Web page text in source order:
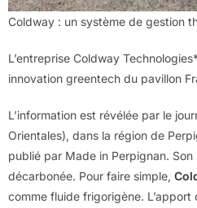
Coldway : un système de gestion
L’entreprise Coldway
innovation greentech du pavillon
L’information est révélée par le
Orientales), dans la région de
publié par Made in Perpignan.
décarbonée. Pour faire simple,
comme fluide frigorigène. L’apport